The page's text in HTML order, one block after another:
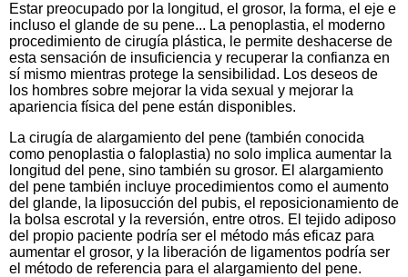
Estar preocupado por la longitud, el grosor, la forma, el eje e
incluso el glande de su pene... La penoplastia, el moderno
procedimiento de cirugía plástica, le permite deshacerse de
esta sensación de insuficiencia y recuperar la confianza en
sí mismo mientras protege la sensibilidad. Los deseos de
los hombres sobre mejorar la vida sexual y mejorar la
apariencia física del pene están disponibles.
La cirugía de alargamiento del pene (también conocida
como penoplastia o faloplastia) no solo implica aumentar la
longitud del pene, sino también su grosor. El alargamiento
del pene también incluye procedimientos como el aumento
del glande, la liposucción del pubis, el reposicionamiento de
la bolsa escrotal y la reversión, entre otros. El tejido adiposo
del propio paciente podría ser el método más eficaz para
aumentar el grosor, y la liberación de ligamentos podría ser
el método de referencia para el alargamiento del pene.